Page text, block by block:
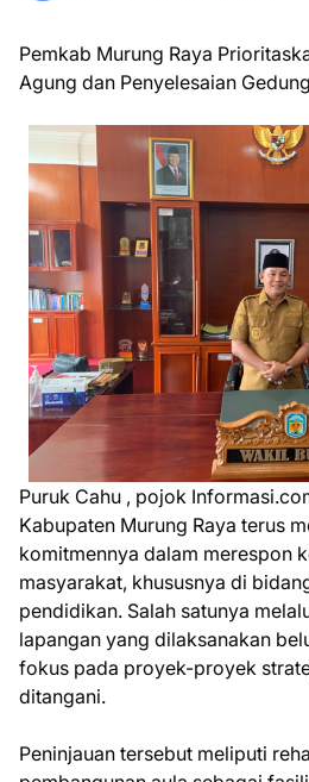
Pemkab Murung Raya
Agung dan Penyelesaian
Puruk Cahu , pojok
Kabupaten Murung Raya terus
komitmennya dalam merespon
masyarakat, khususnya di
pendidikan. Salah satunya
lapangan yang dilaksanakan
fokus pada proyek-proyek
ditangani.
Peninjauan tersebut meliputi